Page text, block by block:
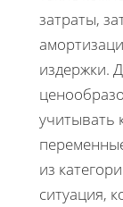
затраты,
издержки.
учитывать
из
ситуация,